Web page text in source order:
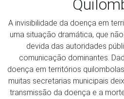
A invisibilidade da doença em
uma situação dramática, que
devida das autoridades
comunicação dominantes.
doença em territórios
muitas secretarias municipais
transmissão da doença e a